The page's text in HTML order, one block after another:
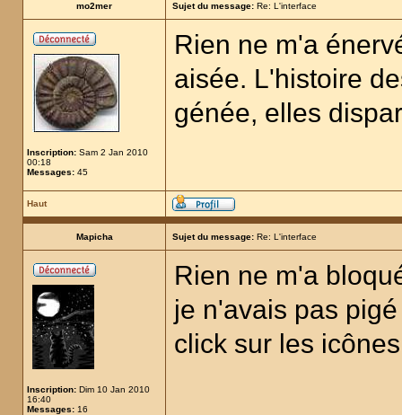
mo2mer Sujet du message: Re: L'interface
Inscription: Sam 2 Jan 2010
00:18
Messages: 45
Rien ne m'a
aisée. L'histoire
génée, elles
Haut
Mapicha Sujet du message: Re: L'interface
Inscription: Dim 10 Jan 2010
16:40
Messages: 16
Rien ne m'a
je n'avais pas
click sur les